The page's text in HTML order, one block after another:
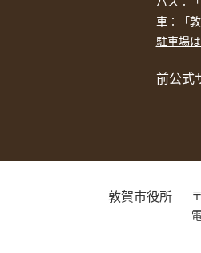
車：「
駐車場
前公式
敦賀市役所